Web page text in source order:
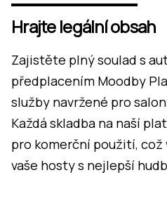
Hrajte legální obsah
Zajistěte plný soulad s
předplacením Moodby
služby navržené pro
Každá skladba na naší
pro komerční použití,
vaše hosty s nejlepší